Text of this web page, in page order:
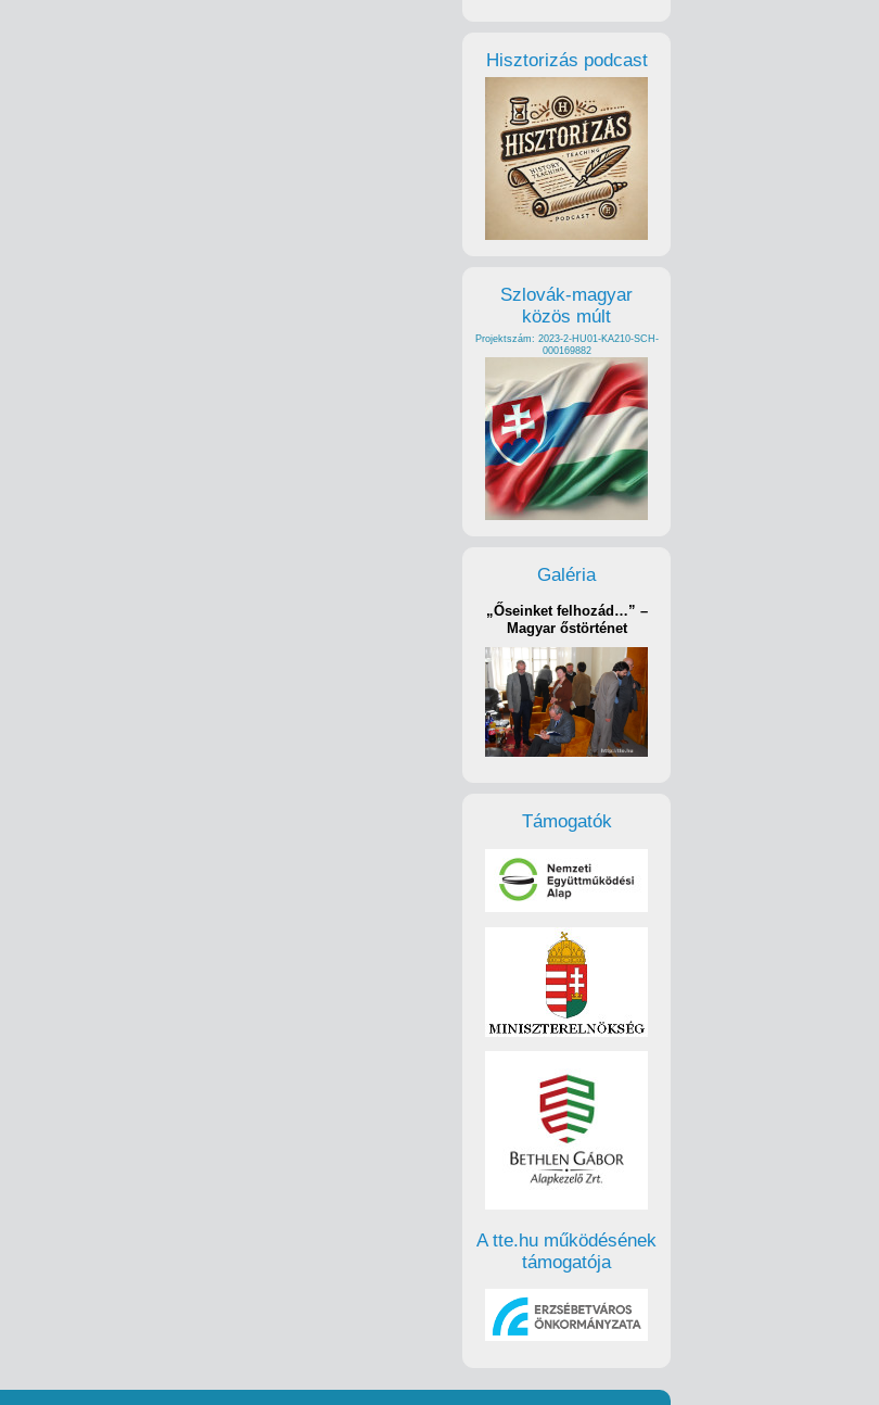
Hisztorizás podcast
Szlovák-magyar
közös múlt
Projektszám: 2023-2-HU01-KA210-SCH-
000169882
Galéria
„Őseinket felhozád…” –
Magyar őstörténet
Támogatók
A tte.hu működésének
támogatója